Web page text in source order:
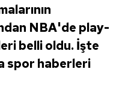
NBA'de play-
belli oldu. İşte
spor haberleri